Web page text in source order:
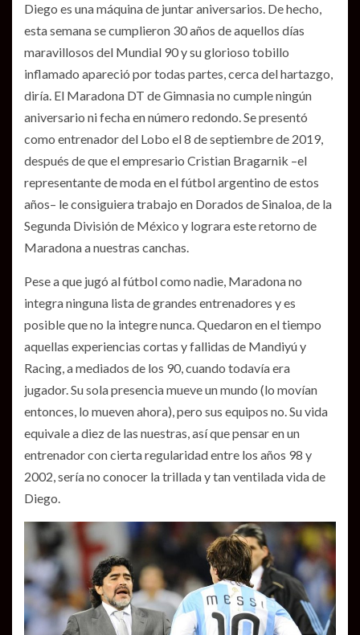
Diego es una máquina de juntar aniversarios. De hecho,
esta semana se cumplieron 30 años de aquellos días
maravillosos del Mundial 90 y su glorioso tobillo
inflamado apareció por todas partes, cerca del hartazgo,
diría. El Maradona DT de Gimnasia no cumple ningún
aniversario ni fecha en número redondo. Se presentó
como entrenador del Lobo el 8 de septiembre de 2019,
después de que el empresario Cristian Bragarnik –el
representante de moda en el fútbol argentino de estos
años– le consiguiera trabajo en Dorados de Sinaloa, de la
Segunda División de México y lograra este retorno de
Maradona a nuestras canchas.
Pese a que jugó al fútbol como nadie, Maradona no
integra ninguna lista de grandes entrenadores y es
posible que no la integre nunca. Quedaron en el tiempo
aquellas experiencias cortas y fallidas de Mandiyú y
Racing, a mediados de los 90, cuando todavía era
jugador. Su sola presencia mueve un mundo (lo movían
entonces, lo mueven ahora), pero sus equipos no. Su vida
equivale a diez de las nuestras, así que pensar en un
entrenador con cierta regularidad entre los años 98 y
2002, sería no conocer la trillada y tan ventilada vida de
Diego.